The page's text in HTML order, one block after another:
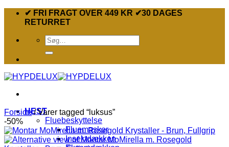
Fortsæt✔ FRI FRAGT OVER 449 KR ✔30 DAGES
RETURRET
Søg
efter:
HEST
Fluebeskyttelse
Fluemasker
Insektdækken
Forside /Varer tagged “luksus”
-50%